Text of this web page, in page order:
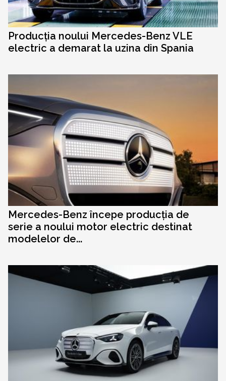
Producția noului Mercedes-Benz VLE
electric a demarat la uzina din Spania
Mercedes-Benz începe producția de
serie a noului motor electric destinat
modelelor de...